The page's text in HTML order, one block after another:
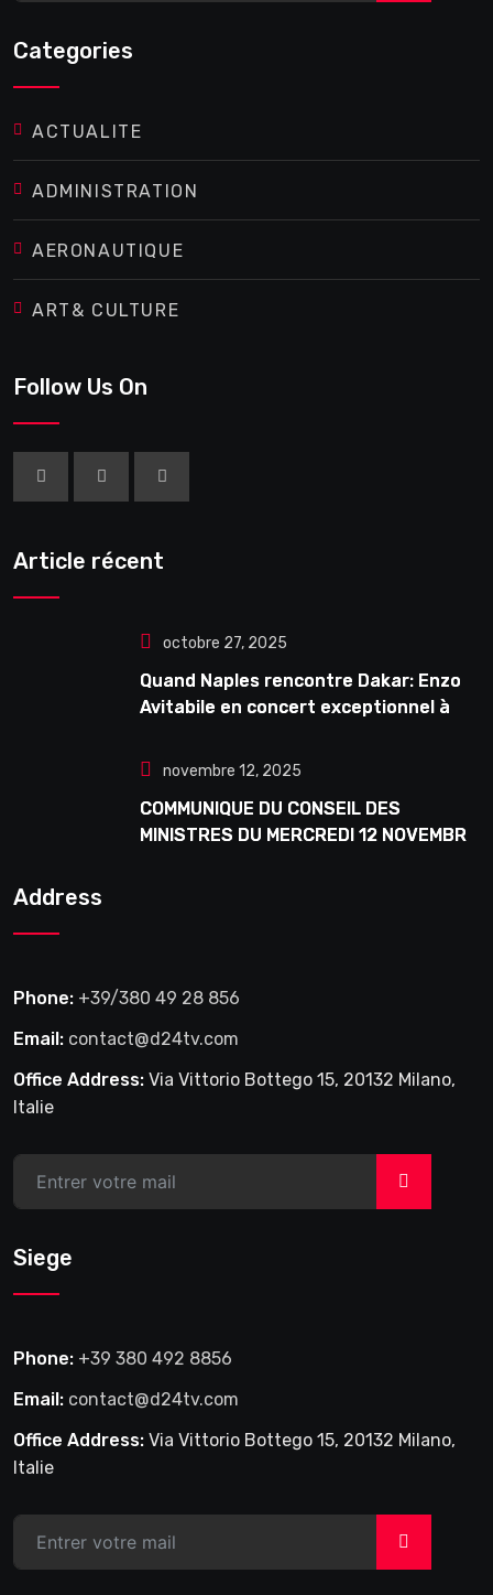
Categories
ACTUALITE
ADMINISTRATION
AERONAUTIQUE
ART& CULTURE
Follow Us On
Article récent
octobre 27, 2025
Quand Naples rencontre Dakar: Enzo
Avitabile en concert exceptionnel à
novembre 12, 2025
COMMUNIQUE DU CONSEIL DES
MINISTRES DU MERCREDI 12 NOVEMBRE
Address
Phone: +39/380 49 28 856
Email: contact@d24tv.com
Office Address: Via Vittorio Bottego 15, 20132 Milano,
Italie
>
Siege
Phone: +39 380 492 8856
Email: contact@d24tv.com
Office Address: Via Vittorio Bottego 15, 20132 Milano,
Italie
>